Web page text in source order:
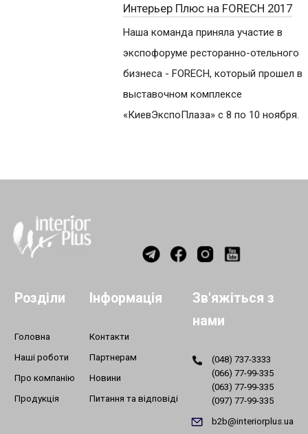
Интерьер Плюс на FORECH 2017
Наша команда приняла участие в
экспофоруме ресторанно-отельного
бизнеса - FORECH, который прошел в
выставочном комплексе
«КиевЭкспоПлаза» с 8 по 10 ноября.
Розділи
Головна
Наші роботи
Про компанію
Продукція
Інформація
Контакти
Партнерам
Новини
Питання та відповіді
Зв'яжіться з
нами
(048) 737-3333
(066) 77-99-335
(063) 77-99-335
(097) 77-99-335
b2b@interiorplus.ua